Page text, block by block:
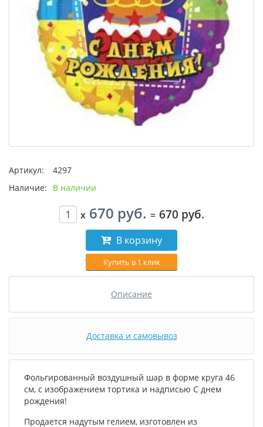
Артикул:
4297
Наличие:
В наличии
x 670 руб. = 670 руб.
В корзину
Купить в 1 клик
Описание
Доставка и самовывоз
Фольгированный воздушный шар в форме круга 46
см, с изображением тортика и надписью С днем
рождения!
Продается надутым гелием, изготовлен из